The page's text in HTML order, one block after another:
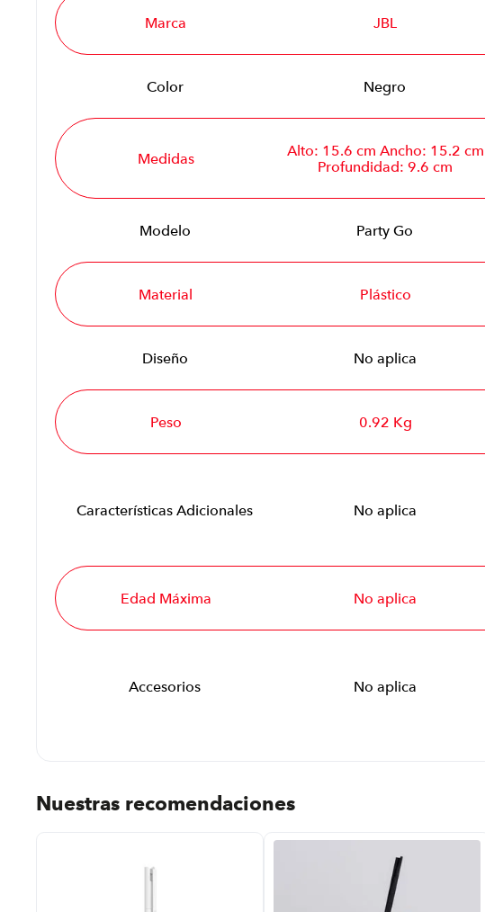
Marca JBL
Color Negro
Medidas
Alto: 15.6 cm Ancho: 15.2 cm
Profundidad: 9.6 cm
Modelo Party Go
Material Plástico
Diseño No aplica
Peso 0.92 Kg
Características Adicionales No aplica
Edad Máxima No aplica
Accesorios No aplica
Nuestras recomendaciones